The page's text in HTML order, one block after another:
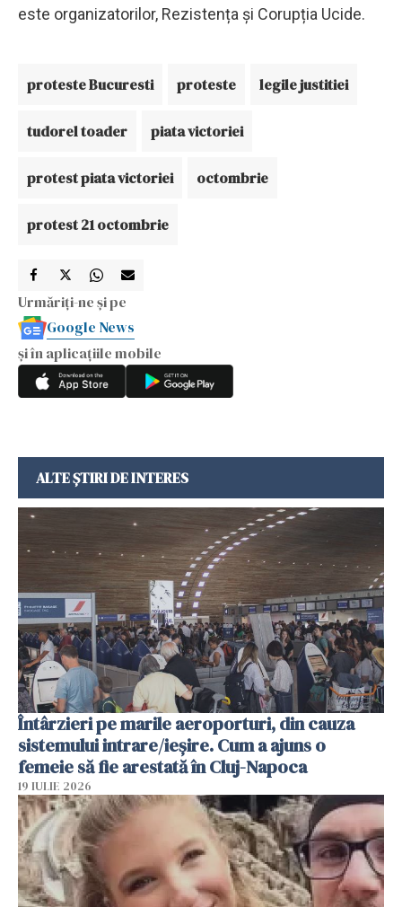
este organizatorilor, Rezistența și Corupția Ucide.
proteste Bucuresti proteste legile justitiei
tudorel toader piata victoriei
protest piata victoriei octombrie
protest 21 octombrie
Urmăriți-ne și pe
Google News
și în aplicațiile mobile
ALTE ȘTIRI DE INTERES
Întârzieri pe marile aeroporturi, din cauza
sistemului intrare/ieșire. Cum a ajuns o
femeie să fie arestată în Cluj-Napoca
19 IULIE 2026